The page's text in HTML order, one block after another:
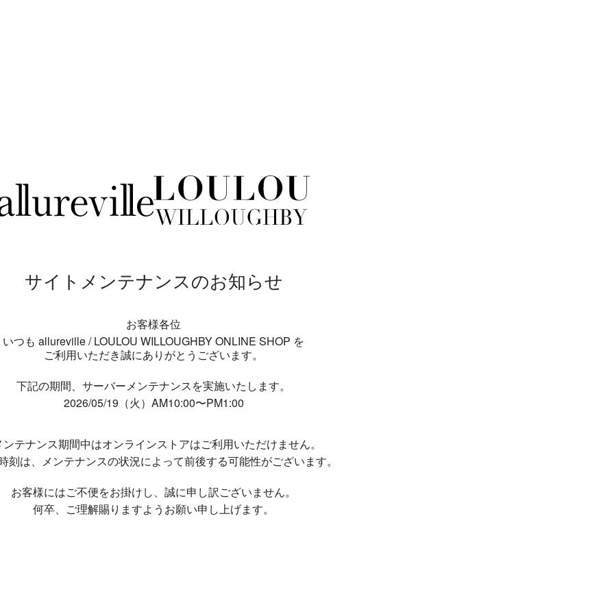
サイトメンテナンスのお知らせ
お客様各位
いつも allureville / LOULOU WILLOUGHBY ONLINE SHOP を
ご利用いただき誠にありがとうございます。
下記の期間、サーバーメンテナンスを実施いたします。
2026/05/19（火）AM10:00〜PM1:00
ンテナンス期間中はオンラインストアはご利用いただけません。
刻は、メンテナンスの状況によって前後する可能性がございます。
お客様にはご不便をお掛けし、 誠に申し訳ございません。
何卒、ご理解賜りますようお願い申し上げます。